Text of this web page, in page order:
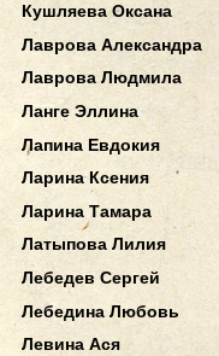
Кушляева Оксана
Лаврова Александра
Лаврова Людмила
Ланге Эллина
Лапина Евдокия
Ларина Ксения
Ларина Тамара
Латыпова Лилия
Лебедев Сергей
Лебедина Любовь
Левина Ася